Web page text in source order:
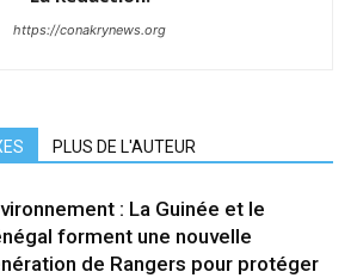
https://conakrynews.org
PLUS DE L'AUTEUR
: La Guinée et le
forment une nouvelle
de Rangers pour protéger